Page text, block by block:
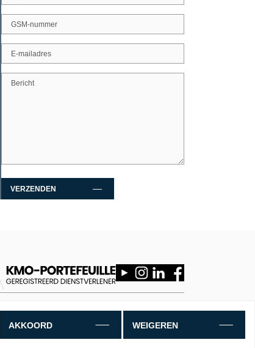
AKKOORD WEIGEREN
VERZENDEN